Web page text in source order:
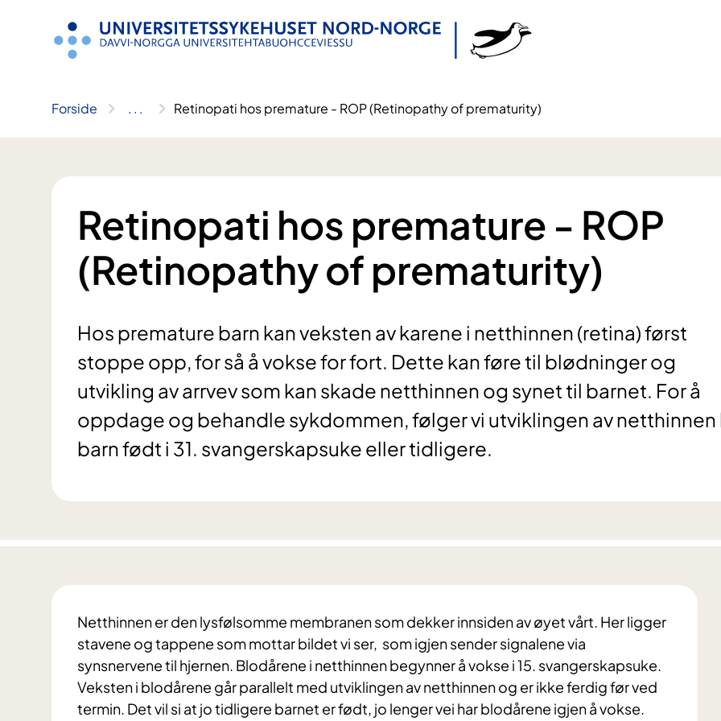
Forside .. . Retinopati hos premature - ROP (Retinopathy of prematurity)
Retinopati hos premature - ROP
(Retinopathy of prematurity)
Hos premature barn kan veksten av karene i netthinnen (retina) først
stoppe opp, for så å vokse for fort. Dette kan føre til blødninger og
utvikling av arrvev som kan skade netthinnen og synet til barnet. For å
oppdage og behandle sykdommen, følger vi utviklingen av netthinnen
barn født i 31. svangerskapsuke eller tidligere.
Netthinnen er den lysfølsomme membranen som dekker innsiden av øyet vårt. Her ligger
stavene og tappene som mottar bildet vi ser, som igjen sender signalene via
synsnervene til hjernen. Blodårene i netthinnen begynner å vokse i 15. svangerskapsuke.
Veksten i blodårene går parallelt med utviklingen av netthinnen og er ikke ferdig før ved
termin. Det vil si at jo tidligere barnet er født, jo lenger vei har blodårene igjen å vokse.